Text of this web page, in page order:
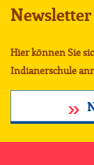
Newsletter
Hier können Sie
Indianerschule